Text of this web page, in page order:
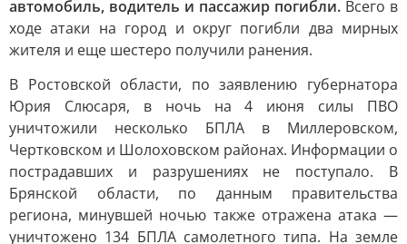
автомобиль, водитель и пассажир погибли. Всего в
ходе атаки на город и округ погибли два мирных
жителя и еще шестеро получили ранения.
В Ростовской области, по заявлению губернатора
Юрия Слюсаря, в ночь на 4 июня силы ПВО
уничтожили несколько БПЛА в Миллеровском,
Чертковском и Шолоховском районах. Информации о
пострадавших и разрушениях не поступало. В
Брянской области, по данным правительства
региона, минувшей ночью также отражена атака —
уничтожено 134 БПЛА самолетного типа. На земле